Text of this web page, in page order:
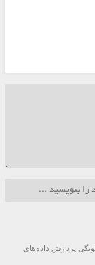
پردازش داده‌های